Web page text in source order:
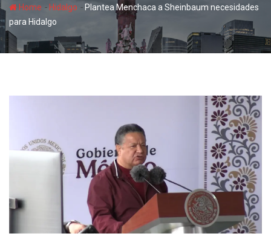
Home - Hidalgo - Plantea Menchaca a Sheinbaum necesidades
para Hidalgo